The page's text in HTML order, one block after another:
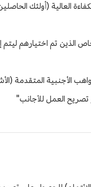
تم اختيارهم ليتم
الأجنبية المتقدمة
العمل للأجانب"